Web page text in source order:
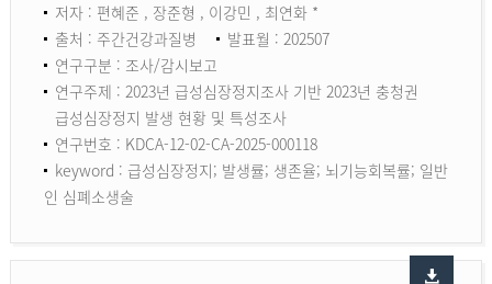
저자 : 편혜준 , 장준형 , 이강민 , 최연화 *
출처 : 주간건강과질병
발표월 : 202507
연구구분 : 조사/감시보고
연구주제 : 2023년 급성심장정지조사 기반 2023년 충청권
급성심장정지 발생 현황 및 특성조사
연구번호 : KDCA-12-02-CA-2025-000118
keyword : 급성심장정지; 발생률; 생존율; 뇌기능회복률; 일반
인 심폐소생술